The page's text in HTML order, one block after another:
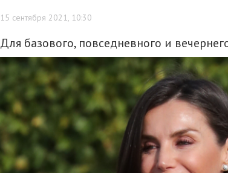
15 сентября 2021, 10:30
Для базового, повседневного и